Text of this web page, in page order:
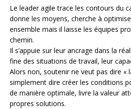
Le leader agile trace les contours du
donne les moyens, cherche à
ensemble mais il laisse les équipes
chemin.
Il s’appuie sur leur ancrage dans la
fine des situations de travail, leur
Alors non, soutenir ne veut pas dire «
simplement dire créer les conditions
de manière optimale, livre la valeur
propres solutions.